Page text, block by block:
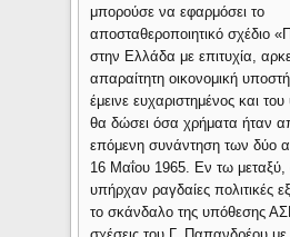
μπορούσε να εφαρμόσει το
αποσταθεροποιητικό σχέδιο
στην Ελλάδα με επιτυχία,
απαραίτητη οικονομική
έμεινε ευχαριστημένος και
θα δώσει όσα χρήματα ήταν
επόμενη συνάντηση των δύο
16 Μαΐου 1965. Εν τω
υπήρχαν ραγδαίες πολιτικές
το σκάνδαλο της υπόθεσης